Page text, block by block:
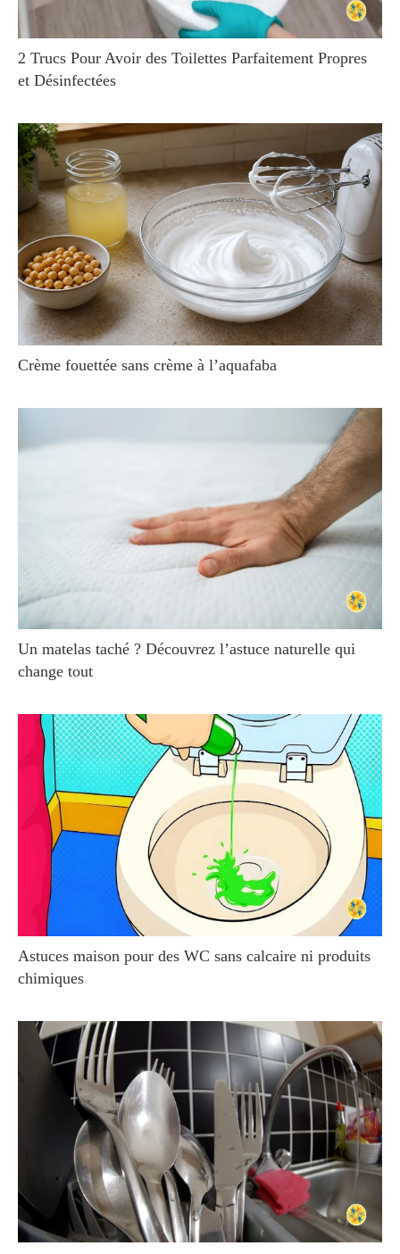
2 Trucs Pour Avoir des Toilettes Parfaitement Propres
et Désinfectées
Crème fouettée sans crème à l’aquafaba
Un matelas taché ? Découvrez l’astuce naturelle qui
change tout
Astuces maison pour des WC sans calcaire ni produits
chimiques